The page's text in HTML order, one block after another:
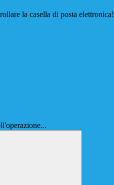
la casella di posta elettronica!